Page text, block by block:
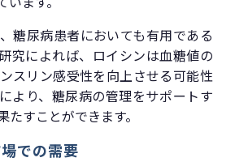
糖尿病患者においても有用である
究によれば、ロイシンは血糖値の
スリン感受性を向上させる可能性
より、糖尿病の管理をサポートす
たすことができます。
での需要